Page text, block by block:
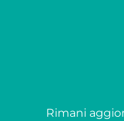
Rimani